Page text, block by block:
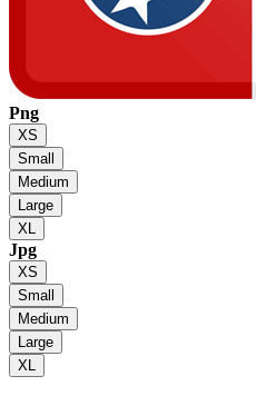
Png
XS
Small
Medium
Large
XL
Jpg
XS
Small
Medium
Large
XL